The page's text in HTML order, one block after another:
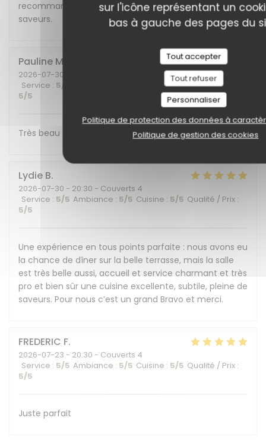
sur l'icône représentant un
bas à gauche des pages du
Tout accepter
Tout refuser
Personnaliser
Politique de protection des données à
Politique de gestion des cookies
recommandons cet endroit plein de charme et de
saveurs.
Pauline M
2026-07-30
Service : 5/5 Cuisine:5/5 Qualité / Prix
5/5
Très beau cadre et belle découverte gustative !
Lydie B
2026-07-30 - 20:30 - Couverts 4
Service : 5/5 Ambiance : 5/5 Cuisine : 5/5 Qualité / Prix :
5/5
Une expérience en tous points parfaite : nous avons eu
la chance de dîner sur la belle terrasse, mais la salle
est très belle aussi, accueil et service charmant et très
pro et bien sûr une cuisine excellente, subtile, pleine de
saveurs. Pour nous c’est un grand Bravo et merci.
FREDERIC F
2026-07-23 - 20:30 - Couverts 4
Service : 5/5 Ambiance : 5/5 Cuisine : 5/5 Qualité / Prix :
5/5
Juste parfait